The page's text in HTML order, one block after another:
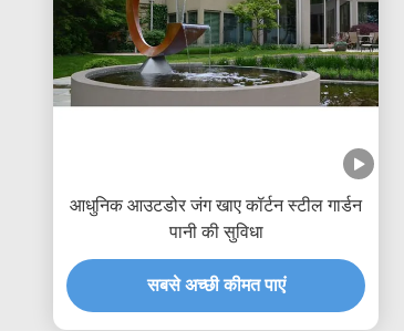
आधुनिक आउटडोर जंग खाए कॉर्टन स्टील गार्डन
पानी की सुविधा
सबसे अच्छी कीमत पाएं